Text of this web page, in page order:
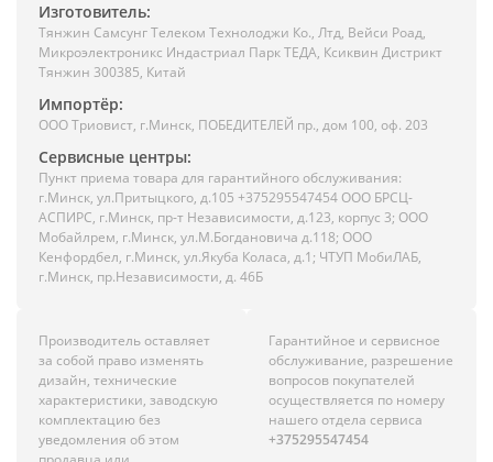
Изготовитель:
Тянжин Самсунг Телеком Технолоджи Ко., Лтд, Вейси Роад,
Микроэлектроникс Индастриал Парк ТЕДА, Ксиквин Дистрикт
Тянжин 300385, Китай
Импортёр:
ООО Триовист, г.Минск, ПОБЕДИТЕЛЕЙ пр., дом 100, оф. 203
Сервисные центры:
Пункт приема товара для гарантийного обслуживания:
г.Минск, ул.Притыцкого, д.105 +375295547454 ООО БРСЦ-
АСПИРС, г.Минск, пр-т Независимости, д.123, корпус 3; ООО
Мобайлрем, г.Минск, ул.М.Богдановича д.118; ООО
Кенфордбел, г.Минск, ул.Якуба Коласа, д.1; ЧТУП МобиЛАБ,
г.Минск, пр.Независимости, д. 46Б
Производитель оставляет
за собой право изменять
дизайн, технические
характеристики, заводскую
комплектацию без
уведомления об этом
Гарантийное и сервисное
обслуживание, разрешение
вопросов покупателей
осуществляется по номеру
нашего отдела сервиса
+375295547454